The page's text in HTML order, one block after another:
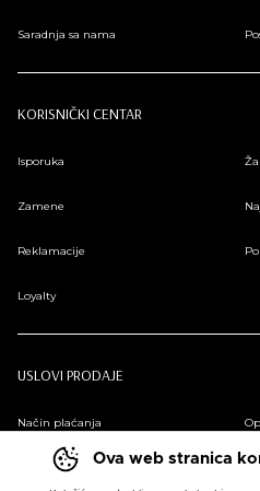
Ova web stranica
Saradnja sa nama
KORISNIČKI CENTAR
Isporuka
Zamene
Reklamacije
Loyalty
USLOVI PRODAJE
Način plaćanja
Plaćanje na rate